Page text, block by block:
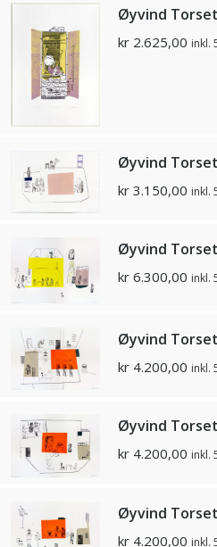
Øyvind
kr 2.625,00 inkl.
Øyvind
kr 3.150,00 inkl.
Øyvind
kr 6.300,00 inkl.
Øyvind
kr 4.200,00 inkl.
Øyvind
kr 4.200,00 inkl.
Øyvind
kr 4.200,00 inkl.